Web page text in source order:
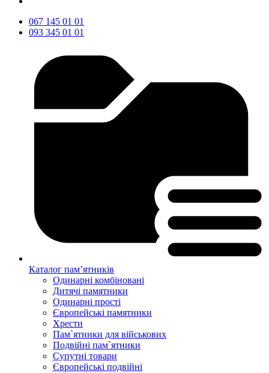
067 145 01 01
093 345 01 01
Каталог пам’ятників
Одинарні комбіновані
Дитячі памятники
Одинарні прості
Європейські памятники
Хрести
Пам`ятники для військових
Подвійні пам`ятники
Супутні товари
Європейські подвійні